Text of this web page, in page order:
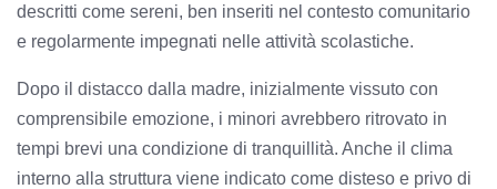
descritti come sereni, ben inseriti nel contesto comunitario
e regolarmente impegnati nelle attività scolastiche.
Dopo il distacco dalla madre, inizialmente vissuto con
comprensibile emozione, i minori avrebbero ritrovato in
tempi brevi una condizione di tranquillità. Anche il clima
interno alla struttura viene indicato come disteso e privo di